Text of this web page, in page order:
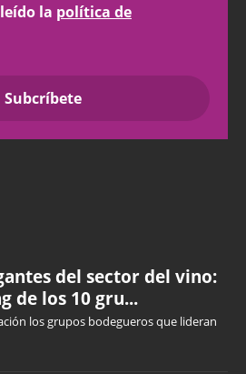
la política de
del sector del vino:
de los 10 gru...
los grupos bodegueros que lideran